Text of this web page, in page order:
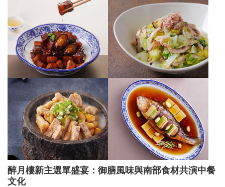
醉月樓新主選單盛宴：御膳風味與南部食材共演中餐
文化